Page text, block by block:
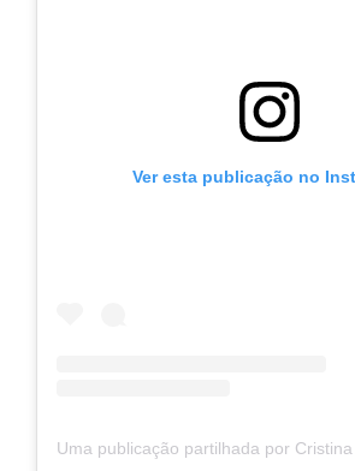
Ver esta publicação no